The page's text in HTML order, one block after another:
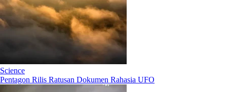
Science
Pentagon Rilis Ratusan Dokumen Rahasia UFO